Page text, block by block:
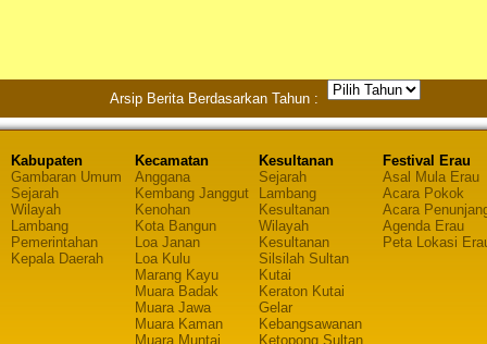
Arsip Berita Berdasarkan Tahun :
Kabupaten
Gambaran Umum
Sejarah
Wilayah
Lambang
Pemerintahan
Kepala Daerah
Kecamatan
Anggana
Kembang Janggut
Kenohan
Kota Bangun
Loa Janan
Loa Kulu
Marang Kayu
Muara Badak
Muara Jawa
Muara Kaman
Muara Muntai
Kesultanan
Sejarah
Lambang
Kesultanan
Wilayah
Kesultanan
Silsilah Sultan
Kutai
Keraton Kutai
Gelar
Kebangsawanan
Ketopong Sultan
Festival Erau
Asal Mula Erau
Acara Pokok
Acara
Agenda Erau
Peta Lokasi